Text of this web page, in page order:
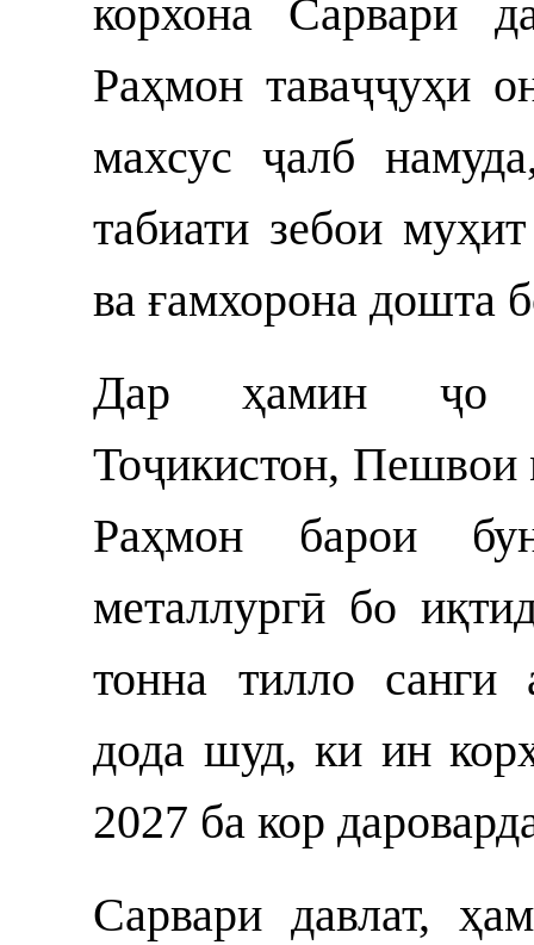
корхона Сарвари
Раҳмон таваҷҷуҳи
махсус ҷалб
табиати зебои
ва ғамхорона дошта
Дар ҳамин ҷо
Тоҷикистон,
Раҳмон барои
металлургӣ бо
тонна тилло санги
дода шуд, ки ин
2027 ба кор
Сарвари давлат,